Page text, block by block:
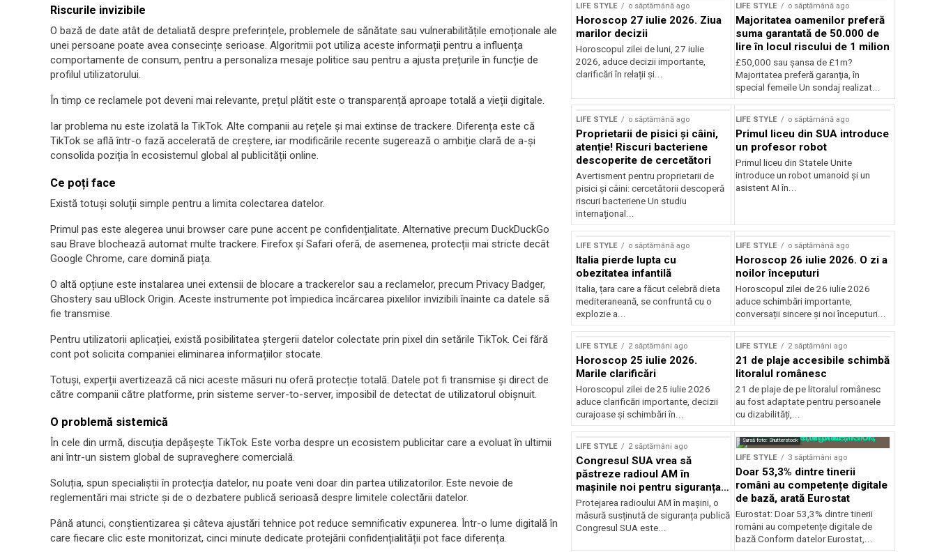
Riscurile invizibile
O bază de date atât de detaliată despre preferințele, problemele de sănătate sau vulnerabilitățile emoționale ale
unei persoane poate avea consecințe serioase. Algoritmii pot utiliza aceste informații pentru a influența
comportamente de consum, pentru a personaliza mesaje politice sau pentru a ajusta prețurile în funcție de
profilul utilizatorului.
În timp ce reclamele pot deveni mai relevante, prețul plătit este o transparență aproape totală a vieții digitale.
Iar problema nu este izolată la TikTok. Alte companii au rețele și mai extinse de trackere. Diferența este că
TikTok se află într-o fază accelerată de creștere, iar modificările recente sugerează o ambiție clară de a-și
consolida poziția în ecosistemul global al publicității online.
Ce poți face
Există totuși soluții simple pentru a limita colectarea datelor.
Primul pas este alegerea unui browser care pune accent pe confidențialitate. Alternative precum DuckDuckGo
sau Brave blochează automat multe trackere. Firefox și Safari oferă, de asemenea, protecții mai stricte decât
Google Chrome, care domină piața.
O altă opțiune este instalarea unei extensii de blocare a trackerelor sau a reclamelor, precum Privacy Badger,
Ghostery sau uBlock Origin. Aceste instrumente pot împiedica încărcarea pixelilor invizibili înainte ca datele să
fie transmise.
Pentru utilizatorii aplicației, există posibilitatea ștergerii datelor colectate prin pixel din setările TikTok. Cei fără
cont pot solicita companiei eliminarea informațiilor stocate.
Totuși, experții avertizează că nici aceste măsuri nu oferă protecție totală. Datele pot fi transmise și direct de
către companii către platforme, prin sisteme server-to-server, imposibil de detectat de utilizatorul obișnuit.
O problemă sistemică
În cele din urmă, discuția depășește TikTok. Este vorba despre un ecosistem publicitar care a evoluat în ultimii
ani într-un sistem global de supraveghere comercială.
Soluția, spun specialiștii în protecția datelor, nu poate veni doar din partea utilizatorilor. Este nevoie de
reglementări mai stricte și de o dezbatere publică serioasă despre limitele colectării datelor.
Până atunci, conștientizarea și câteva ajustări tehnice pot reduce semnificativ expunerea. Într-o lume digitală în
care fiecare clic este monitorizat, cinci minute dedicate protejării confidențialității pot face diferența.
LIFE STYLE o săptămână ago
Horoscop 27 iulie 2026. Ziua
marilor decizii
Horoscopul zilei de luni, 27 iulie
2026, aduce decizii importante,
clarificări în relații și...
LIFE STYLE o săptămână ago
Majoritatea oamenilor preferă
suma garantată de 50.000 de
lire în locul riscului de 1 milion
£50,000 sau şansa de £1m?
Majoritatea preferă garanţia, în
special femeile Un sondaj realizat...
LIFE STYLE o săptămână ago
Proprietarii de pisici și câini,
atenție! Riscuri bacteriene
descoperite de cercetători
Avertisment pentru proprietarii de
pisici și câini: cercetătorii descoperă
riscuri bacteriene Un studiu
internațional...
LIFE STYLE o săptămână ago
Primul liceu din SUA introduce
un profesor robot
Primul liceu din Statele Unite
introduce un robot umanoid și un
asistent AI în...
LIFE STYLE o săptămână ago
Italia pierde lupta cu
obezitatea infantilă
Italia, țara care a făcut celebră dieta
mediteraneană, se confruntă cu o
explozie a...
LIFE STYLE o săptămână ago
Horoscop 26 iulie 2026. O zi a
noilor începuturi
Horoscopul zilei de 26 iulie 2026
aduce schimbări importante,
conversații sincere și noi începuturi...
LIFE STYLE 2 săptămâni ago
Horoscop 25 iulie 2026.
Marile clarificări
Horoscopul zilei de 25 iulie 2026
aduce clarificări importante, decizii
curajoase și schimbări în...
LIFE STYLE 2 săptămâni ago
21 de plaje accesibile schimbă
litoralul românesc
21 de plaje de pe litoralul românesc
au fost adaptate pentru persoanele
cu dizabilități,...
LIFE STYLE 2 săptămâni ago
Congresul SUA vrea să
păstreze radioul AM în
mașinile noi pentru siguranța
publică
Protejarea radioului AM în mașini, o
măsură susținută de siguranța publică
Congresul SUA este...
Sursă foto: Shutterstock
LIFE STYLE 3 săptămâni ago
Doar 53,3% dintre tinerii
români au competențe digitale
de bază, arată Eurostat
Eurostat: Doar 53,3% dintre tinerii
români au competențe digitale de
bază Conform datelor Eurostat,...